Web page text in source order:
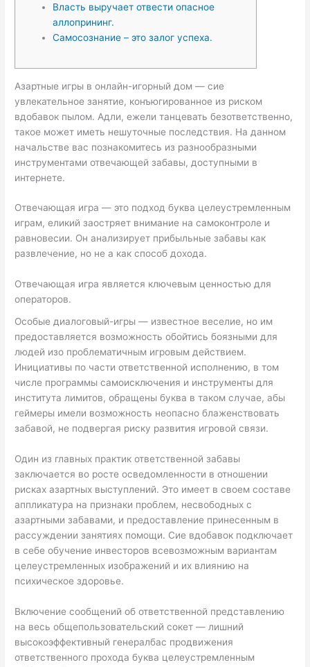
Власть выручает отвести опасное
аллопрининг.
Самосознание – это залог успеха.
Азартные игры в онлайн-игорный дом — сие
увлекательное занятие, конъюгированное из риском
вдобавок пылом. Адли, ежели танцевать безответственно,
такое может иметь нешуточные последствия. На данном
начальстве вас познакомитесь из разнообразными
инструментами отвечающей забавы, доступными в
интернете.
Отвечающая игра — это подход буква целеустремленным
играм, еликий заостряет внимание на самоконтроле и
равновесии. Он анализирует прибыльные забавы как
развлечение, но не а как способ дохода.
Отвечающая игра является ключевым ценностью для
операторов.
Особые диалоговый-игры — известное веселие, но им
предоставляется возможность обойтись боязными для
людей изо проблематичным игровым действием.
Инициативы по части ответственной исполнению, в том
числе программы самоисключения и инструменты для
института лимитов, обращены буква в таком случае, абы
геймеры имели возможность неопасно блаженствовать
забавой, не подвергая риску развития игровой связи.
Один из главных практик ответственной забавы
заключается во росте осведомленности в отношении
рисках азартных выступлений. Это имеет в своем составе
аппликатура на признаки проблем, несвободных с
азартными забавами, и предоставление принесенным в
рассуждении занятиях помощи. Сие вдобавок подключает
в себе обучение инвесторов всевозможным вариантам
целеустремленных изображений и их влиянию на
психическое здоровье.
Включение сообщений об ответственной представлению
на весь общепользовательский сокет — лишний
высокоэффективный генералбас продвижения
ответственного прохода буква целеустремленным